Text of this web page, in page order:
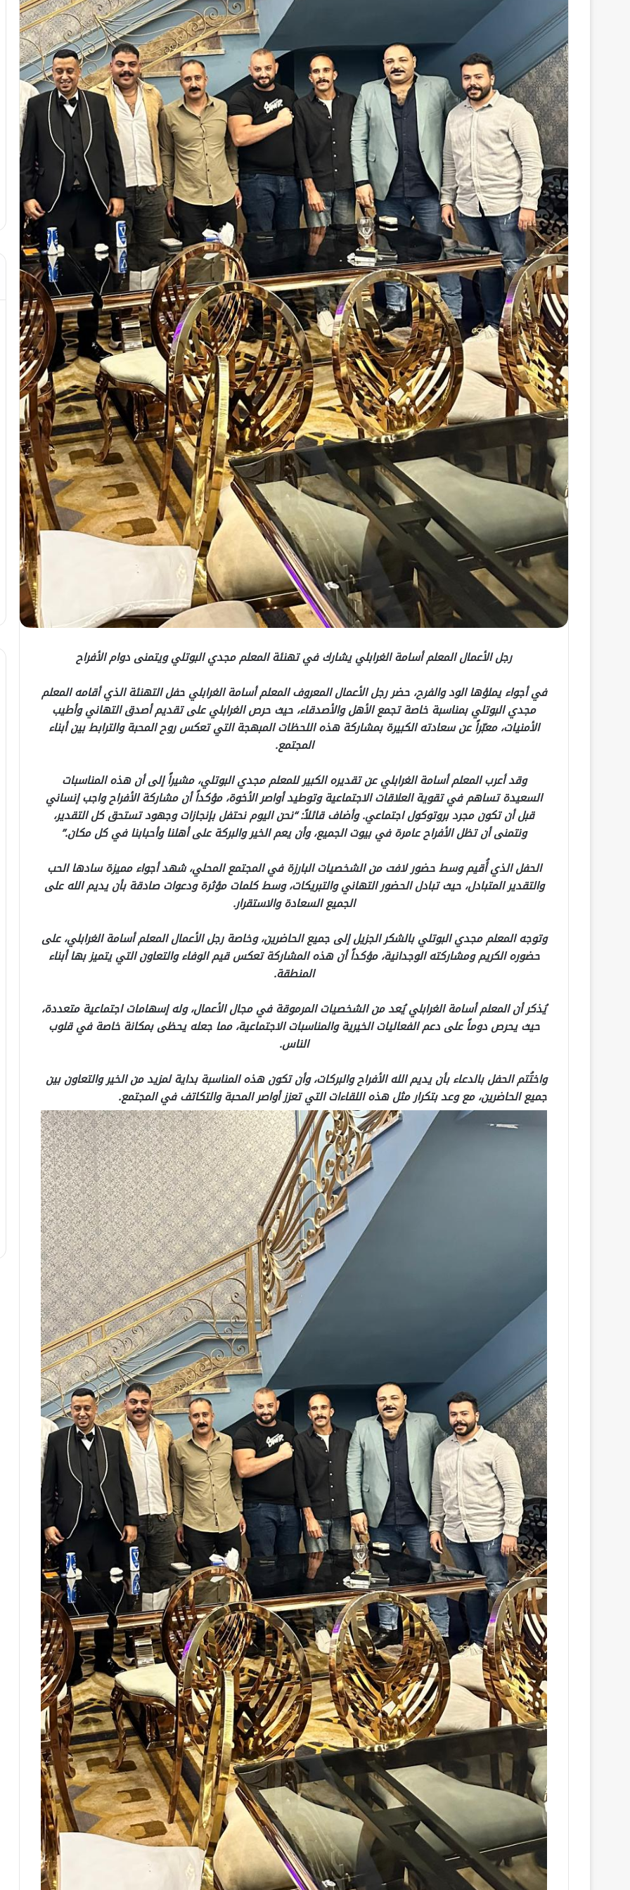
رجل الأعمال المعلم أسامة الغرابلي يشارك في تهنئة المعلم مجدي البوتلي ويتمنى دوام الأفراح
في أجواء يملؤها الود والفرح، حضر رجل الأعمال المعروف المعلم أسامة الغرابلي حفل التهنئة الذي أقامه المعلم
مجدي البوتلي بمناسبة خاصة تجمع الأهل والأصدقاء، حيث حرص الغرابلي على تقديم أصدق التهاني وأطيب
الأمنيات، معبّراً عن سعادته الكبيرة بمشاركة هذه اللحظات المبهجة التي تعكس روح المحبة والترابط بين أبناء
المجتمع.
وقد أعرب المعلم أسامة الغرابلي عن تقديره الكبير للمعلم مجدي البوتلي، مشيراً إلى أن هذه المناسبات
السعيدة تساهم في تقوية العلاقات الاجتماعية وتوطيد أواصر الأخوة، مؤكداً أن مشاركة الأفراح واجب إنساني
قبل أن تكون مجرد بروتوكول اجتماعي. وأضاف قائلاً: “نحن اليوم نحتفل بإنجازات وجهود تستحق كل التقدير،
ونتمنى أن تظل الأفراح عامرة في بيوت الجميع، وأن يعم الخير والبركة على أهلنا وأحبابنا في كل مكان.”
الحفل الذي أُقيم وسط حضور لافت من الشخصيات البارزة في المجتمع المحلي، شهد أجواء مميزة سادها الحب
والتقدير المتبادل، حيث تبادل الحضور التهاني والتبريكات، وسط كلمات مؤثرة ودعوات صادقة بأن يديم الله على
الجميع السعادة والاستقرار.
وتوجه المعلم مجدي البوتلي بالشكر الجزيل إلى جميع الحاضرين، وخاصة رجل الأعمال المعلم أسامة الغرابلي، على
حضوره الكريم ومشاركته الوجدانية، مؤكداً أن هذه المشاركة تعكس قيم الوفاء والتعاون التي يتميز بها أبناء
المنطقة.
يُذكر أن المعلم أسامة الغرابلي يُعد من الشخصيات المرموقة في مجال الأعمال، وله إسهامات اجتماعية متعددة،
حيث يحرص دوماً على دعم الفعاليات الخيرية والمناسبات الاجتماعية، مما جعله يحظى بمكانة خاصة في قلوب
الناس.
واختُتم الحفل بالدعاء بأن يديم الله الأفراح والبركات، وأن تكون هذه المناسبة بداية لمزيد من الخير والتعاون بين
جميع الحاضرين، مع وعد بتكرار مثل هذه اللقاءات التي تعزز أواصر المحبة والتكاتف في المجتمع.